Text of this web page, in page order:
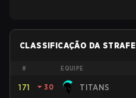
CLASSIFICAÇÃO DA STRAFE
# EQUIPE
171 ⏷ 30 TITANS